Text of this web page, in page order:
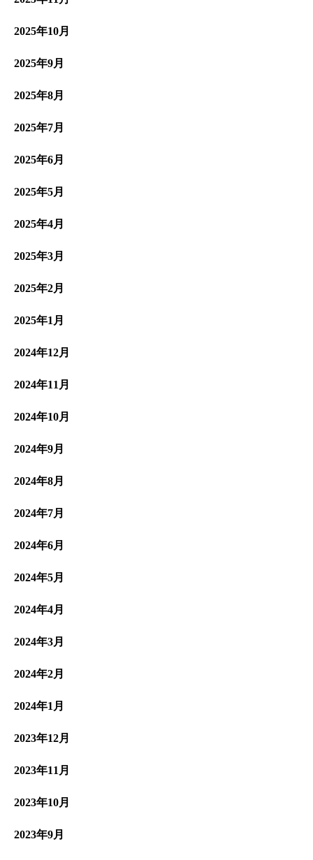
2025年10月
2025年9月
2025年8月
2025年7月
2025年6月
2025年5月
2025年4月
2025年3月
2025年2月
2025年1月
2024年12月
2024年11月
2024年10月
2024年9月
2024年8月
2024年7月
2024年6月
2024年5月
2024年4月
2024年3月
2024年2月
2024年1月
2023年12月
2023年11月
2023年10月
2023年9月